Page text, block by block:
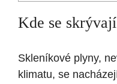
Kde se
Skleníkové plyny,
klimatu, se